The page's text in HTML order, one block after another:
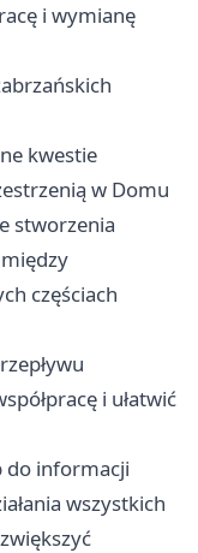
i wymianę
kwestie
w Domu
stworzenia
częściach
i ułatwić
do informacji
wszystkich